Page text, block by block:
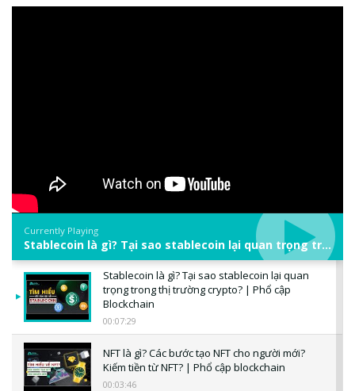
Currently Playing
Stablecoin là gì? Tại sao stablecoin lại quan trọng trong thị trường crypto? | Phổ cập Blockchain
Stablecoin là gì? Tại sao stablecoin lại quan
trọng trong thị trường crypto? | Phổ cập
Blockchain
00:07:29
NFT là gì? Các bước tạo NFT cho người mới?
Kiếm tiền từ NFT? | Phổ cập blockchain
00:03:46